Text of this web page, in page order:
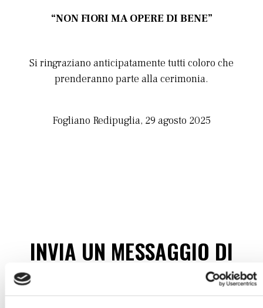
“NON FIORI MA OPERE DI BENE”
Si ringraziano anticipatamente tutti coloro che
prenderanno parte alla cerimonia.
Fogliano Redipuglia, 29 agosto 2025
INVIA UN MESSAGGIO DI